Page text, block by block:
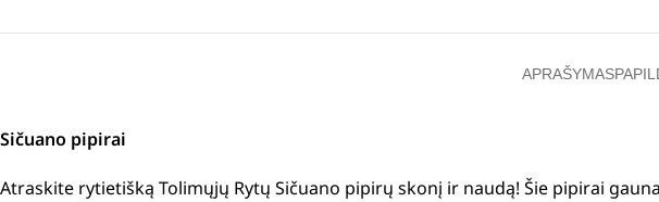
APRAŠYMAS
Sičuano pipirai
Atraskite rytietišką Tolimųjų Rytų Sičuano pipirų skonį ir naudą! Šie pipirai